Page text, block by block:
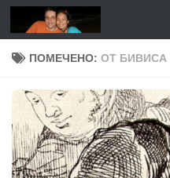
Перейти к содержимому
ПОМЕЧЕНО: ОТ БИВИСА